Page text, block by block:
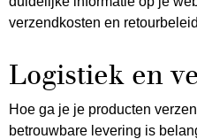
verzendkosten en
Logistiek en
Hoe ga je je producten
betrouwbare levering is